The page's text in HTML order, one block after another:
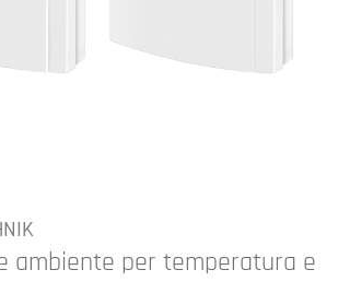
ambiente per temperatura e